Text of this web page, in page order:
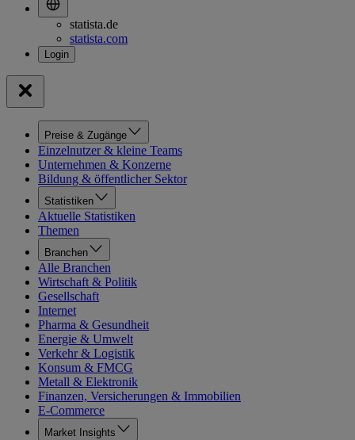
statista.de
statista.com
Preise & Zugänge
Einzelnutzer & kleine Teams
Unternehmen & Konzerne
Bildung & öffentlicher Sektor
Statistiken
Aktuelle Statistiken
Themen
Branchen
Alle Branchen
Wirtschaft & Politik
Gesellschaft
Internet
Pharma & Gesundheit
Energie & Umwelt
Verkehr & Logistik
Konsum & FMCG
Metall & Elektronik
Finanzen, Versicherungen & Immobilien
E-Commerce
Market Insights